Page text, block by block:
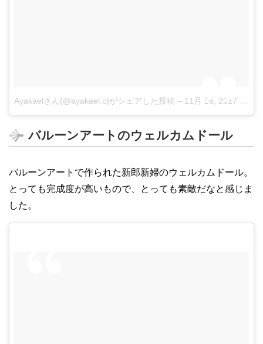
Ayakaelさん(@ayakael.c)がシェアした投稿 – 11月 26, 2017 at 8:11午前 PST
バルーンアートのウェルカムドール
バルーンアートで作られた新郎新婦のウェルカムドール。
とっても完成度が高いもので、とっても素敵だなと感じま
した。